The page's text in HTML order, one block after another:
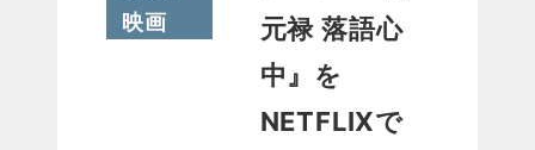
映画
元禄 落語心
中』を
NETFLIXで